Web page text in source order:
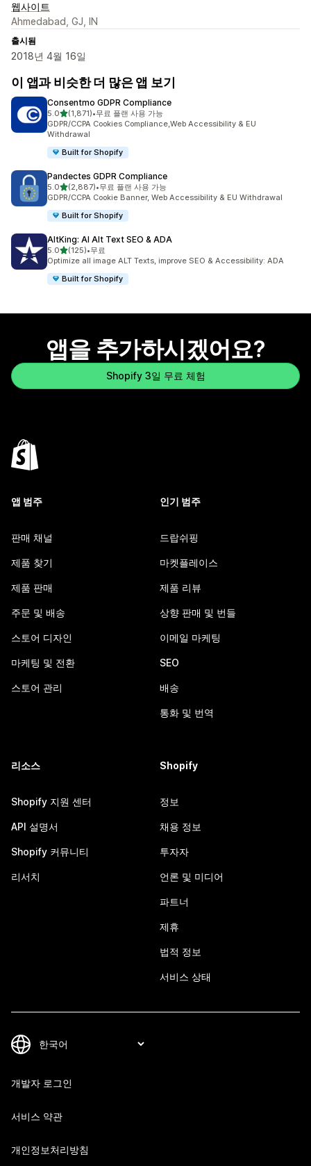
웹사이트
Ahmedabad, GJ, IN
출시됨
2018년 4월 16일
이 앱과 비슷한 더 많은 앱 보기
Consentmo GDPR Compliance
5.0별 5개 중
(1,871)
총 리뷰 1871개
•무료 플랜 사용 가능
GDPR/CCPA Cookies Compliance,Web Accessibility & EU
Withdrawal
Built for Shopify
Pandectes GDPR Compliance
5.0별 5개 중
(2,887)
총 리뷰 2887개
•무료 플랜 사용 가능
GDPR/CCPA Cookie Banner, Web Accessibility & EU Withdrawal
Built for Shopify
AltKing: AI Alt Text SEO & ADA
5.0별 5개 중
(125)
총 리뷰 125개
•무료
Optimize all image ALT Texts, improve SEO & Accessibility: ADA
Built for Shopify
앱을 추가하시겠어요?
Shopify 3일 무료 체험
앱 범주
판매 채널
제품 찾기
제품 판매
주문 및 배송
스토어 디자인
마케팅 및 전환
스토어 관리
인기 범주
드랍쉬핑
마켓플레이스
제품 리뷰
상향 판매 및 번들
이메일 마케팅
SEO
배송
통화 및 번역
리소스
Shopify 지원 센터
API 설명서
Shopify 커뮤니티
리서치
Shopify
정보
채용 정보
투자자
언론 및 미디어
파트너
제휴
법적 정보
서비스 상태
개발자 로그인
서비스 약관
개인정보처리방침